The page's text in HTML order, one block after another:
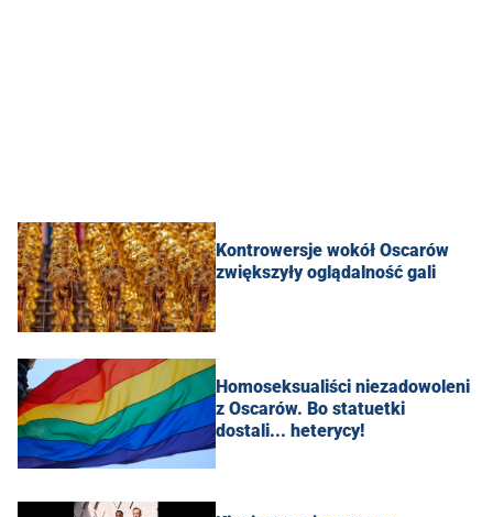
Kontrowersje wokół Oscarów
zwiększyły oglądalność gali
Homoseksualiści niezadowoleni
z Oscarów. Bo statuetki
dostali... heterycy!